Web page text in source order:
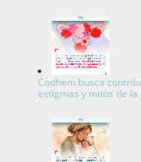
Codhem busca
estigmas y mitos de